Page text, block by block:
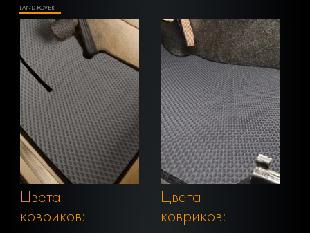
LAND ROVER
Цвета
ковриков:
Цвета
ковриков: